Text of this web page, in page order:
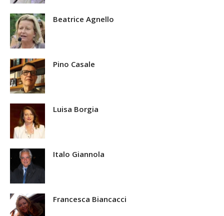
Beatrice Agnello
Pino Casale
Luisa Borgia
Italo Giannola
Francesca Biancacci